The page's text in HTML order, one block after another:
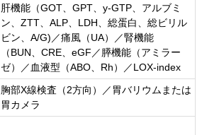
肝機能（GOT、GPT、y-GTP、アルブミ
ン、ZTT、ALP、LDH、総蛋白、総ビリル
ビン、A/G)／痛風（UA）／腎機能
（BUN、CRE、eGF／膵機能（アミラー
ゼ）／血液型（ABO、Rh）／LOX-index
胸部X線検査（2方向）／胃バリウムまたは
胃カメラ